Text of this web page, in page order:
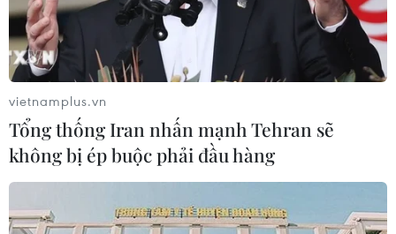
EU phản bác cáo buộc của Hungary về
thiếu hụt nhiên liệu
Hungary cho rằng quyết định của EU áp giá trần đối với
vietnamplus.vn
Tổng thống Iran nhấn mạnh Tehran sẽ
không bị ép buộc phải đầu hàng